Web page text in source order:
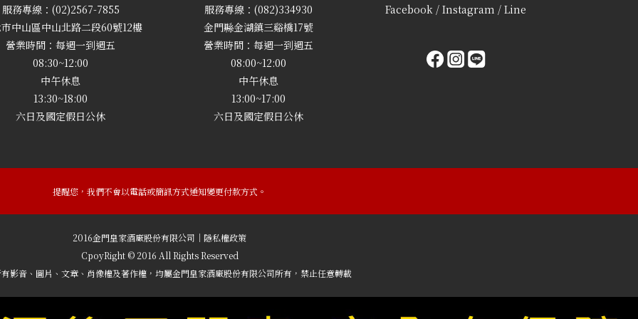
服務專線：(02)2567-7855
中山區中山北路二段60號12樓
營業時間：每週一到週五
08:30~12:00
中午休息
13:30~18:00
六日及國定假日公休
服務專線：(082)334930
金門縣金湖鎮三谿橋17號
營業時間：每週一到週五
08:00~12:00
中午休息
13:00~17:00
六日及國定假日公休
Facebook / Instagram / Line
提醒您，我們不會以電話或簡訊方式通知變更付款方式。
2016金門皇家酒廠股份有限公司｜隱私權政策
CpoyRight © 2016 All Rights Reserved
影音、圖片、文章、肖像權及著作權，均屬金門皇家酒廠股份有限公司所有，禁止任意轉載